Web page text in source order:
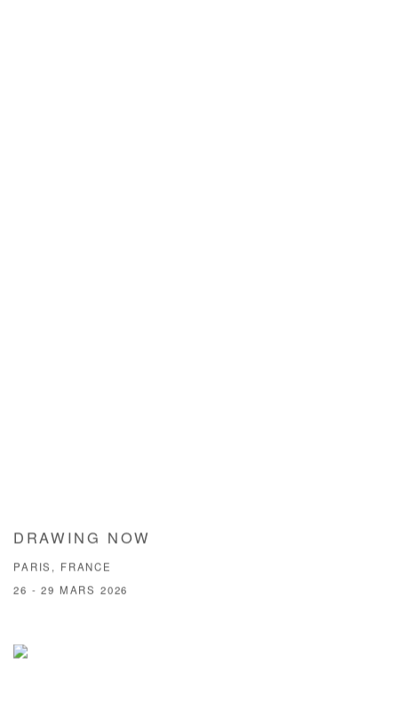
DRAWING NOW
PARIS, FRANCE
26 - 29 MARS 2026